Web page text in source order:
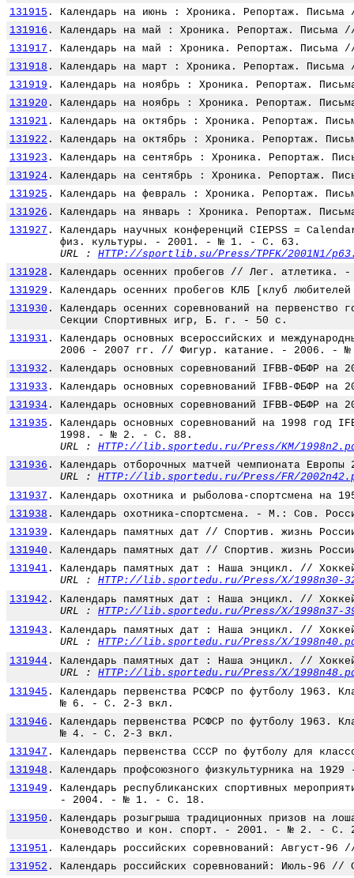
131915 .
Календарь на июнь : Хроника. Репортаж.
131916 .
Календарь на май : Хроника. Репортаж.
131917 .
Календарь на май : Хроника. Репортаж.
131918 .
Календарь на март : Хроника. Репортаж.
131919 .
Календарь на ноябрь : Хроника. Репортаж.
131920 .
Календарь на ноябрь : Хроника. Репортаж.
131921 .
Календарь на октябрь : Хроника. Репортаж.
131922 .
Календарь на октябрь : Хроника. Репортаж.
131923 .
Календарь на сентябрь : Хроника.
131924 .
Календарь на сентябрь : Хроника.
131925 .
Календарь на февраль : Хроника. Репортаж.
131926 .
Календарь на январь : Хроника. Репортаж.
131927 .
Календарь научных конференций CIEPSS =
физ. культуры. - 2001. - № 1. - С. 63.
URL : HTTP://sportlib.su/Press/TPFK/2001N1/
131928 .
Календарь осенних пробегов // Лег.
131929 .
Календарь осенних пробегов КЛБ [клуб
131930 .
Календарь осенних соревнований на
Секции Спортивных игр, Б. г. - 50 с.
131931 .
Календарь основных всероссийских и
2006 - 2007 гг. // Фигур. катание. - 2006. -
131932 .
Календарь основных соревнований IFBB-
131933 .
Календарь основных соревнований IFBB-
131934 .
Календарь основных соревнований IFBB-
131935 .
Календарь основных соревнований на 1998 год
1998. - № 2. - С. 88.
URL : HTTP://lib.sportedu.ru/Press/KM/
131936 .
Календарь отборочных матчей чемпионата
URL : HTTP://lib.sportedu.ru/Press/FR/
131937 .
Календарь охотника и рыболова-спортсмена
131938 .
Календарь охотника-спортсмена. - М.: Сов.
131939 .
Календарь памятных дат // Спортив. жизнь
131940 .
Календарь памятных дат // Спортив. жизнь
131941 .
Календарь памятных дат : Наша энцикл. //
URL : HTTP://lib.sportedu.ru/Press/X/1998n30-
131942 .
Календарь памятных дат : Наша энцикл. //
URL : HTTP://lib.sportedu.ru/Press/X/1998n37-
131943 .
Календарь памятных дат : Наша энцикл. //
URL : HTTP://lib.sportedu.ru/Press/X/
131944 .
Календарь памятных дат : Наша энцикл. //
URL : HTTP://lib.sportedu.ru/Press/X/
131945 .
Календарь первенства РСФСР по футболу
№ 6. - С. 2-3 вкл.
131946 .
Календарь первенства РСФСР по футболу
№ 4. - С. 2-3 вкл.
131947 .
Календарь первенства СССР по футболу для
131948 .
Календарь профсоюзного физкультурника на
131949 .
Календарь республиканских спортивных
- 2004. - № 1. - С. 18.
131950 .
Календарь розыгрыша традиционных призов на
Коневодство и кон. спорт. - 2001. - № 2. - С.
131951 .
Календарь российских соревнований:
131952 .
Календарь российских соревнований: Июль-